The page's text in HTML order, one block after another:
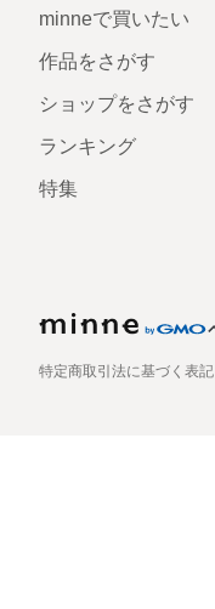
minneで買いたい
作品をさがす
ショップをさがす
ランキング
特集
特定商取引法に基づく表記